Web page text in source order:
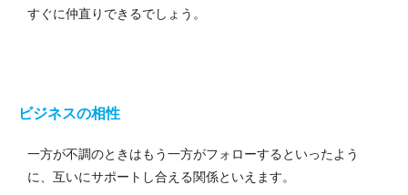
すぐに仲直りできるでしょう。
ビジネスの相性
一方が不調のときはもう一方がフォローするといったよう
に、互いにサポートし合える関係といえます。